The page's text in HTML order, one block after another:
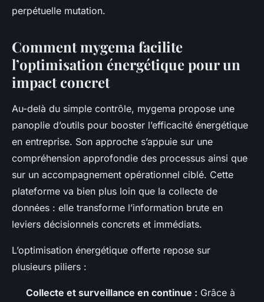
perpétuelle mutation.
Comment mygema facilite
l’optimisation énergétique pour un
impact concret
Au-delà du simple contrôle, mygema propose une
panoplie d’outils pour booster l’efficacité énergétique
en entreprise. Son approche s’appuie sur une
compréhension approfondie des processus ainsi que
sur un accompagnement opérationnel ciblé. Cette
plateforme va bien plus loin que la collecte de
données : elle transforme l’information brute en
leviers décisionnels concrets et immédiats.
L’optimisation énergétique offerte repose sur
plusieurs piliers :
Collecte et surveillance en continue : Grâce à